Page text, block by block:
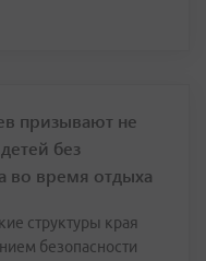
призывают не
без
во время отдыха
структуры края
безопасности